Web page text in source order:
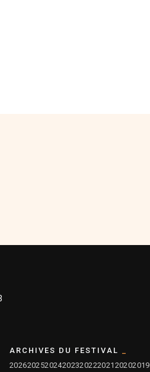
ARCHIVES DU FESTIVAL
202620252024202320222021 20202019